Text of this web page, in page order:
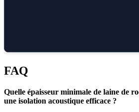
FAQ
Quelle épaisseur minimale de laine de
une isolation acoustique efficace ?